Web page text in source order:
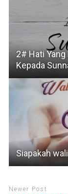
2# Hati Yang
Kepada
Siapakah
Newer Post